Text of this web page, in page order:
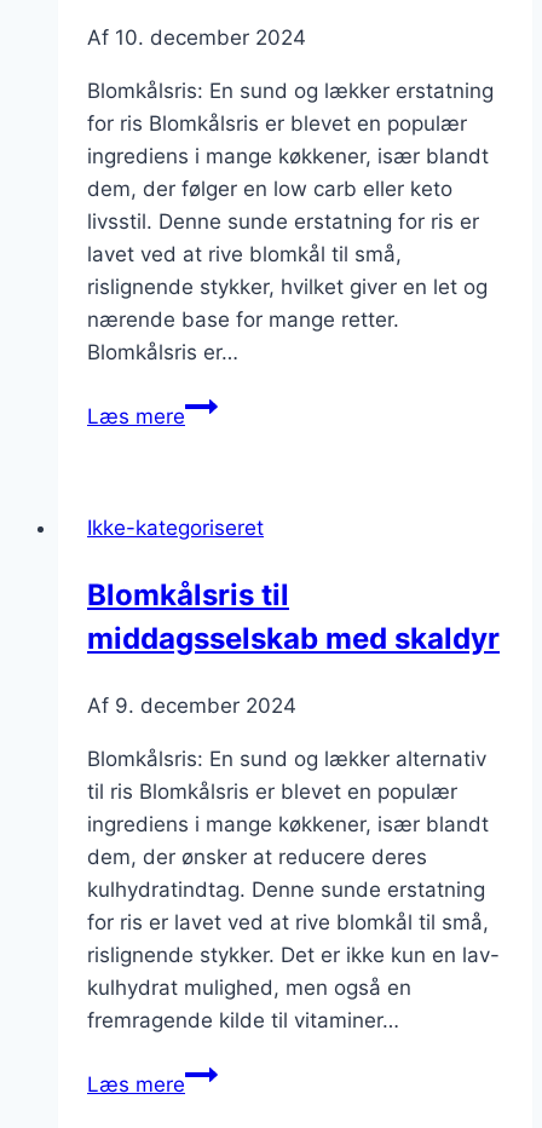
Af 10. december 2024
Blomkålsris: En sund og lækker erstatning
for ris Blomkålsris er blevet en populær
ingrediens i mange køkkener, især blandt
dem, der følger en low carb eller keto
livsstil. Denne sunde erstatning for ris er
lavet ved at rive blomkål til små,
rislignende stykker, hvilket giver en let og
nærende base for mange retter.
Blomkålsris er…
Læs mereBlomkålsris
middagidéer
Ikke-kategoriseret
Blomkålsris til
middagsselskab med skaldyr
Af 9. december 2024
Blomkålsris: En sund og lækker alternativ
til ris Blomkålsris er blevet en populær
ingrediens i mange køkkener, især blandt
dem, der ønsker at reducere deres
kulhydratindtag. Denne sunde erstatning
for ris er lavet ved at rive blomkål til små,
rislignende stykker. Det er ikke kun en lav-
kulhydrat mulighed, men også en
fremragende kilde til vitaminer…
Læs mereBlomkålsris